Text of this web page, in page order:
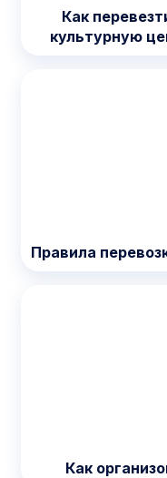
Как
культурную
Правила
Как